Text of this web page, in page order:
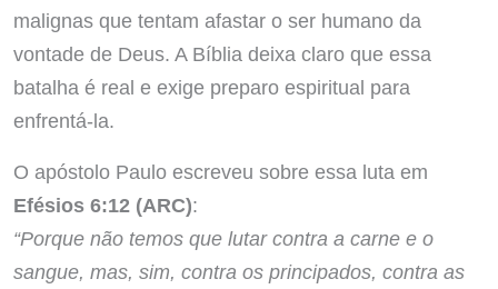
malignas que tentam afastar o ser humano da
vontade de Deus. A Bíblia deixa claro que essa
batalha é real e exige preparo espiritual para
enfrentá-la.
O apóstolo Paulo escreveu sobre essa luta em
Efésios 6:12 (ARC):
“Porque não temos que lutar contra a carne e o
sangue, mas, sim, contra os principados, contra as